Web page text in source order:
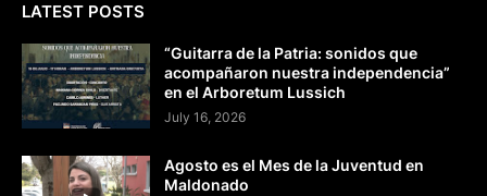
LATEST POSTS
“Guitarra de la Patria: sonidos que
acompañaron nuestra independencia”
en el Arboretum Lussich
July 16, 2026
Agosto es el Mes de la Juventud en
Maldonado